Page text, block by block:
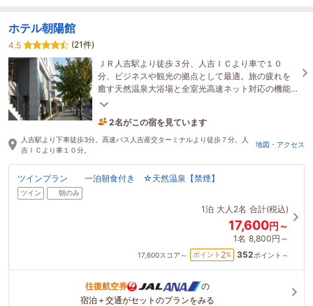
ホテル朝陽館
4.5
(21件)
ＪＲ人吉駅より徒歩３分、人吉ＩＣより車で１０
分、ビジネスや観光の拠点として最適。旅の疲れを
癒す天然温泉大浴場と全室光高速ネット対応の機能
性を兼ね備えた清楚なプチホテルです。
2名がこの宿を見ています
14時間前に予約されました
人吉駅より下車徒歩3分。高速バス人吉産交ターミナルより徒歩７分。人
吉ＩＣより車１０分。
地図・アクセス
ツインプラン 一泊朝食付き ☆天然温泉【禁煙】
ツイン 朝のみ
1泊 大人2名 合計(税込)
17,600円～
1名 8,800円～
17,600スコア～ ポイント 2% 352ポイント～
往復航空券
の
宿泊＋交通がセットのプランをみる